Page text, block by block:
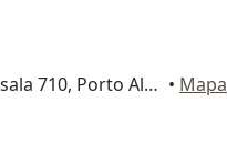
R. Gomes Jardim, 301 sala 710, Porto Alegre • Mapa